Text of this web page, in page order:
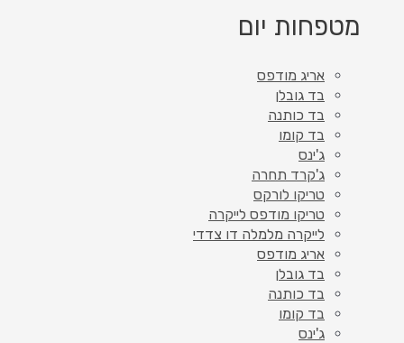
מטפחות יום
אריג מודפס
בד גובלן
בד כותנה
בד קומו
ג'ינס
ג'קרד תחרה
טריקו לורקס
טריקו מודפס לייקרה
לייקרה מלמלה דו צדדי
אריג מודפס
בד גובלן
בד כותנה
בד קומו
ג'ינס